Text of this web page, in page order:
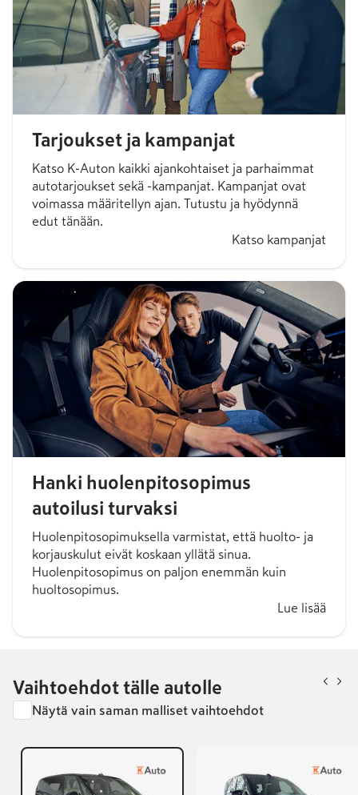
Tarjoukset ja kampanjat
Katso K-Auton kaikki ajankohtaiset ja parhaimmat
autotarjoukset sekä -kampanjat. Kampanjat ovat
voimassa määritellyn ajan. Tutustu ja hyödynnä
edut tänään.
Katso kampanjat
Hanki huolenpitosopimus
autoilusi turvaksi
Huolenpitosopimuksella varmistat, että huolto- ja
korjauskulut eivät koskaan yllätä sinua.
Huolenpitosopimus on paljon enemmän kuin
huoltosopimus.
Lue lisää
Vaihtoehdot tälle autolle
Näytä vain saman malliset vaihtoehdot